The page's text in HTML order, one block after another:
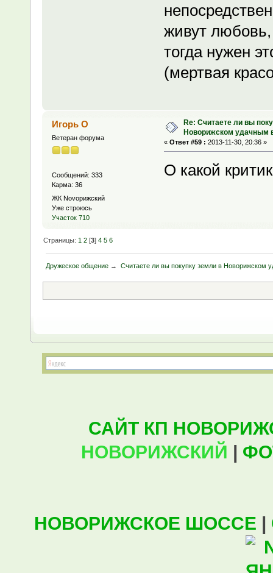
живут любовь,
тогда нужен
(мертвая
Игорь О
Ветеран форума
Сообщений: 333
Карма: 36
ЖК Novoрижский
Уже строюсь
Участок 710
Re: Считаете ли вы
Новорижском удачным
« Ответ #59 : 2013-11-30, 20:36 »
О какой
Страницы: 1 2 [3]4 5 6
Дружеское общение → Считаете ли вы покупку земли в Новорижском
САЙТ КП
НОВОРИЖСКИЙ |
НОВОРИЖСКОЕ ШОССЕ |